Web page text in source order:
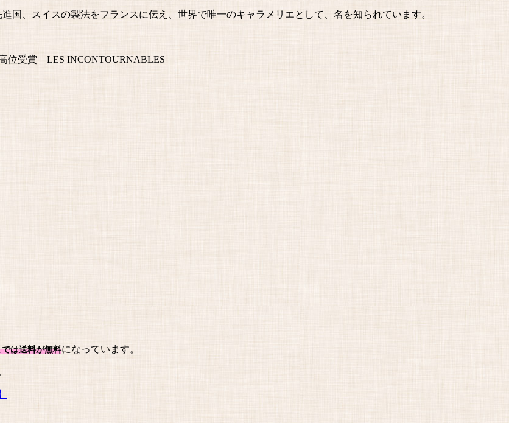
国、スイスの製法をフランスに伝え、世界で唯一のキャラメリエとして、名を知られています。
位受賞 LES INCONTOURNABLES
では送料が無料になっています。